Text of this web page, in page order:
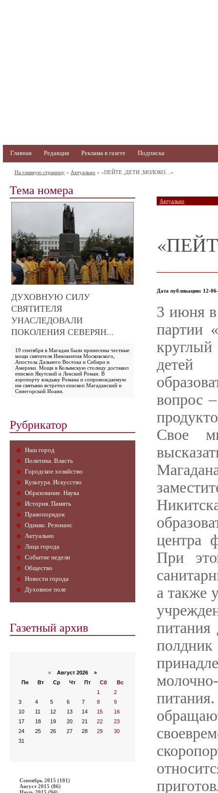
Главная Редакция Реклама в газете Подписка
На главную страницу » Актуально » «ПЕЙТЕ ,ДЕТИ ,МОЛОКО…»
Тема номера
ДУХОВНУЮ СИЛУ
СВЯТИТЕЛЯ
УНАСЛЕДОВАЛИ
ПОКОЛЕНИЯ СЕВЕРЯН...
19 сентября в Магадан были принесены честные
мощи святителя Иннокентия Московского,
Апостола Дальнего Востока и Сибири и
Америки. Мощи в Колымскую столицу доставил
епископ Якутский и Ленский Роман. В
аэропорту владыку Романа и сопровождаемую
им святыню встретил епископ Магаданский и
Синегорский Иоанн.
Рубрикатор
Наш город
Политика. Власть
Городское хозяйство
Культура. Искусство
Образование. Наука
История. Память
Правопорядок
Однако. Резонанс
Актуально
Лица города
Событие недели
Общество
Новости города
Духовное поле
Газетный архив
« Август 2026 »
Пн
Вт Ср Чт Пт Сб
Вс
1
2
3
4 5 6 7 8
9
10
11 12 13 14 15
16
17
18 19 20 21 22
23
24
25 26 27 28 29
30
31
Сентябрь 2015 (101)
Август 2015 (86)
Актуально
Дата публикации: 12-
3 июня в
партии
вопрос
Свое
центра
При
а также
питания